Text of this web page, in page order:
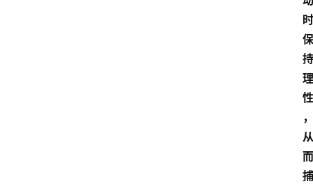
时
保
持
理
性
，
从
而
捕